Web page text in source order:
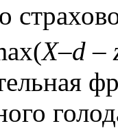
X–d –